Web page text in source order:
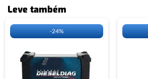
Leve também
-24%